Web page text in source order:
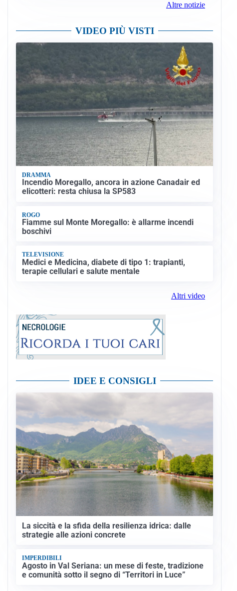
Altre notizie
VIDEO PIÙ VISTI
DRAMMA
Incendio Moregallo, ancora in azione Canadair ed
elicotteri: resta chiusa la SP583
ROGO
Fiamme sul Monte Moregallo: è allarme incendi
boschivi
TELEVISIONE
Medici e Medicina, diabete di tipo 1: trapianti,
terapie cellulari e salute mentale
Altri video
IDEE E CONSIGLI
La siccità e la sfida della resilienza idrica: dalle
strategie alle azioni concrete
IMPERDIBILI
Agosto in Val Seriana: un mese di feste, tradizione
e comunità sotto il segno di “Territori in Luce”